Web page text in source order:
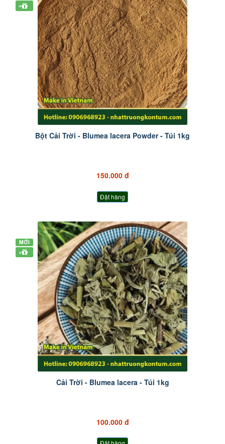
+
Bột Cải Trời - Blumea lacera Powder - Túi 1kg
150.000 đ
Đặt hàng
MỚI
+
Cải Trời - Blumea lacera - Túi 1kg
100.000 đ